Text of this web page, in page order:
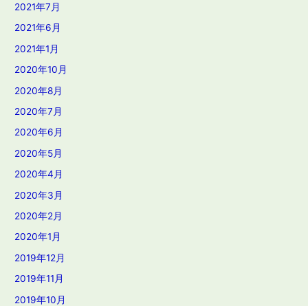
2021年7月
2021年6月
2021年1月
2020年10月
2020年8月
2020年7月
2020年6月
2020年5月
2020年4月
2020年3月
2020年2月
2020年1月
2019年12月
2019年11月
2019年10月